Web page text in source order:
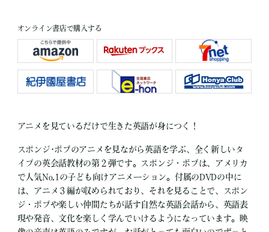
オンライン書店で購入する
アニメを見ているだけで生きた英語が身につく！
スポンジ･ボブのアニメを見ながら英語を学ぶ、全く新しいタ
イプの英会話教材の第２弾です。スポンジ・ボブは、アメリカ
で人気No.1の子ども向けアニメーション。付属のDVDの中に
は、アニメ３編が収められており、それを見ることで、スポン
ジ・ボブや楽しい仲間たちが話す自然な英語会話から、英語表
現や発音、文化を楽しく学んでいけるようになっています。映